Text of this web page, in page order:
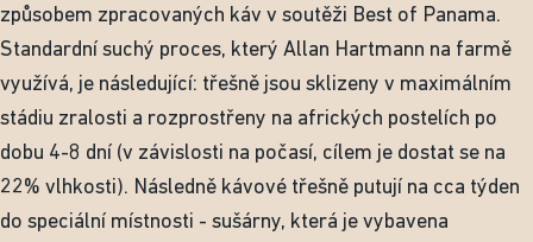
způsobem zpracovaných káv v soutěži Best of Panama.
Standardní suchý proces, který Allan Hartmann na farmě
využívá, je následující: třešně jsou sklizeny v maximálním
stádiu zralosti a rozprostřeny na afrických postelích po
dobu 4-8 dní (v závislosti na počasí, cílem je dostat se na
22% vlhkosti). Následně kávové třešně putují na cca týden
do speciální místnosti - sušárny, která je vybavena